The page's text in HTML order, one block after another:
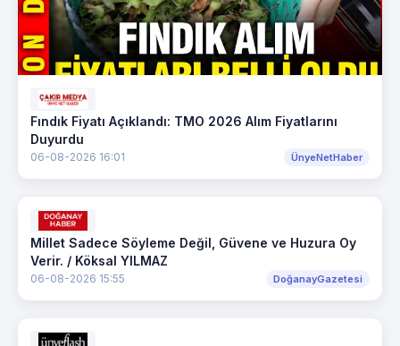
Fındık Fiyatı Açıklandı: TMO 2026 Alım Fiyatlarını
Duyurdu
06-08-2026 16:01 ÜnyeNetHaber
Millet Sadece Söyleme Değil, Güvene ve Huzura Oy
Verir. / Köksal YILMAZ
06-08-2026 15:55 DoğanayGazetesi